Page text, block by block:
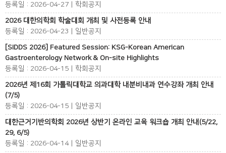
등록일 : 2026-04-27 | 학회공지
2026 대한의학회 학술대회 개최 및 사전등록 안내
등록일 : 2026-04-23 | 일반공지
[SIDDS 2026] Featured Session: KSG-Korean American
Gastroenterology Network & On-site Highlights
등록일 : 2026-04-15 | 학회공지
2026년 제16회 가톨릭대학교 의과대학 내분비내과 연수강좌 개최 안내
(7/5)
등록일 : 2026-04-15 | 일반공지
대한근거기반의학회 2026년 상반기 온라인 교육 워크숍 개최 안내(5/22,
29, 6/5)
등록일 : 2026-04-14 | 일반공지